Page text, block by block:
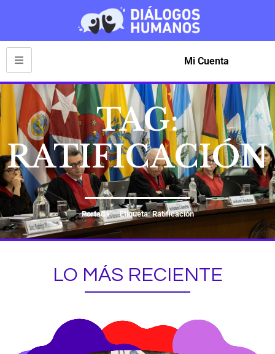
Mi Cuenta
TAG:
RATIFICACIÓN
Portada Etiqueta: Ratificación
LO MÁS RECIENTE